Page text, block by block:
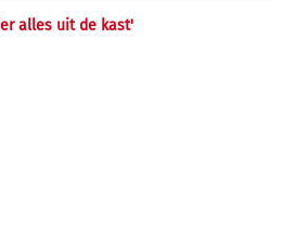
alles uit de kast'